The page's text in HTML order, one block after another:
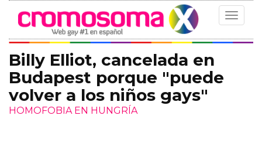
Toggle
Billy Elliot, cancelada en
Budapest porque "puede
volver a los niños gays"
HOMOFOBIA EN HUNGRÍA